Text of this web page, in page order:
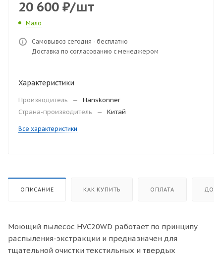
20 600 ₽/шт
Мало
Самовывоз сегодня - бесплатно
Доставка по согласованию с менеджером
Характеристики
Производитель —
Hanskonner
Страна-производитель
— Китай
Все характеристики
ОПИСАНИЕ КАК КУПИТЬ ОПЛАТА
Моющий пылесос HVC20WD работает по принципу
распыления-экстракции и предназначен для
тщательной очистки текстильных и твердых